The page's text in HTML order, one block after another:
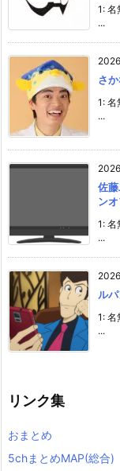
1:
...
さ
1:
...
佐
ン
1: 名
...
ル
1:
...
リンク集
おまとめ
5chまとめMAP(総合)